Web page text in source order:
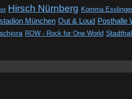
Hirsch Nürnberg Komma
München Out & Loud Posthalle
ROW - Rock for One World